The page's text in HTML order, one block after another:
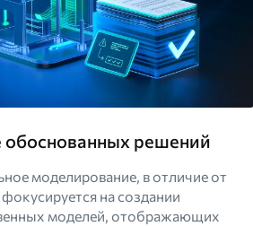
обоснованных решений
моделирование, в отличие от
на создании
моделей, отображающих